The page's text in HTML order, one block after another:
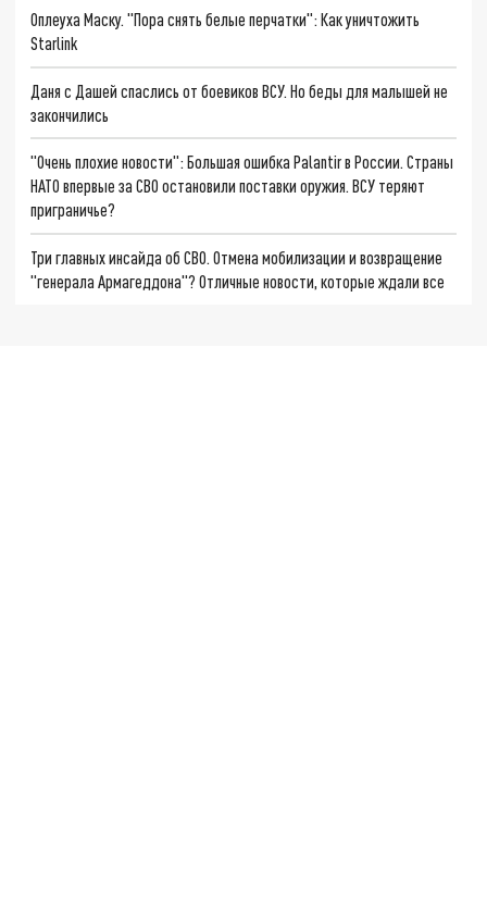
Оплеуха Маску. "Пора снять белые перчатки": Как уничтожить
Starlink
Даня с Дашей спаслись от боевиков ВСУ. Но беды для малышей не
закончились
"Очень плохие новости": Большая ошибка Palantir в России. Страны
НАТО впервые за СВО остановили поставки оружия. ВСУ теряют
приграничье?
Три главных инсайда об СВО. Отмена мобилизации и возвращение
"генерала Армагеддона"? Отличные новости, которые ждали все